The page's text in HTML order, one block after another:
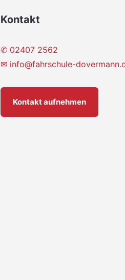
Kontakt
✆ 02407 2562
✉ info@fahrschule-
Kontakt aufnehmen